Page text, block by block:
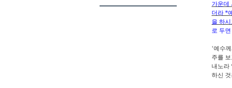
가운데
더라 *
을 하
로 두
‘예수
주를
내노라
하신